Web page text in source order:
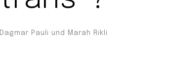
Dagmar Pauli und Marah Rikli